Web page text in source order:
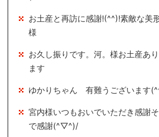
お土産と再訪に感謝!(^^)!素敵な美
様
お久し振りです。河。様お土産あ
ます
ゆかりちゃん 有難うございます
宮内様いつもおいでいただき感謝
で感謝(^▽^)/